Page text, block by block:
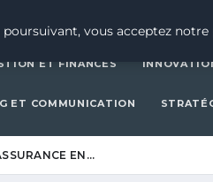
ET FINANCES
ET COMMUNICATION
EN…
vous acceptez